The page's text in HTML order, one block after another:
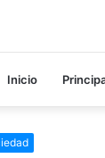
Inicio